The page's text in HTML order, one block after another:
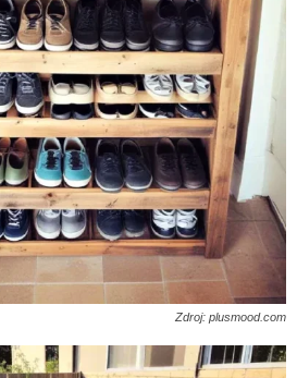
Zdroj: plusmood.com